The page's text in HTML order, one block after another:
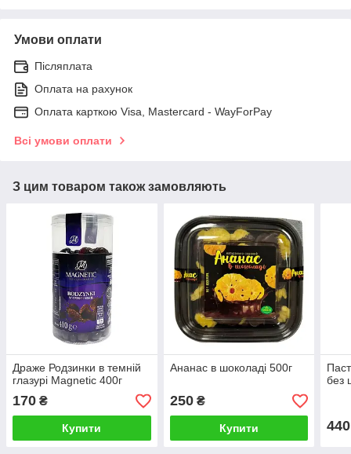
Умови оплати
Післяплата
Оплата на рахунок
Оплата карткою Visa, Mastercard - WayForPay
Всі умови оплати
З цим товаром також замовляють
Драже Родзинки в темній
глазурі Magnetic 400г
170 ₴
Купити
Ананас в шоколаді 500г
250₴
Купити
без
440